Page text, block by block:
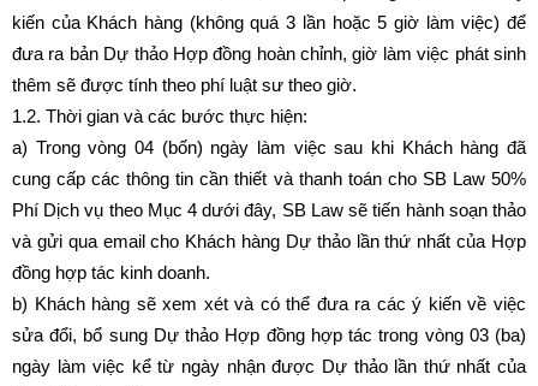
kiến của Khách hàng (không quá 3 lần hoặc 5 giờ làm việc) để
đưa ra bản Dự thảo Hợp đồng hoàn chỉnh, giờ làm việc phát sinh
thêm sẽ được tính theo phí luật sư theo giờ.
1.2. Thời gian và các bước thực hiện:
a) Trong vòng 04 (bốn) ngày làm việc sau khi Khách hàng đã
cung cấp các thông tin cần thiết và thanh toán cho SB Law 50%
Phí Dịch vụ theo Mục 4 dưới đây, SB Law sẽ tiến hành soạn thảo
và gửi qua email cho Khách hàng Dự thảo lần thứ nhất của Hợp
đồng hợp tác kinh doanh.
b) Khách hàng sẽ xem xét và có thể đưa ra các ý kiến về việc
sửa đổi, bổ sung Dự thảo Hợp đồng hợp tác trong vòng 03 (ba)
ngày làm việc kể từ ngày nhận được Dự thảo lần thứ nhất của